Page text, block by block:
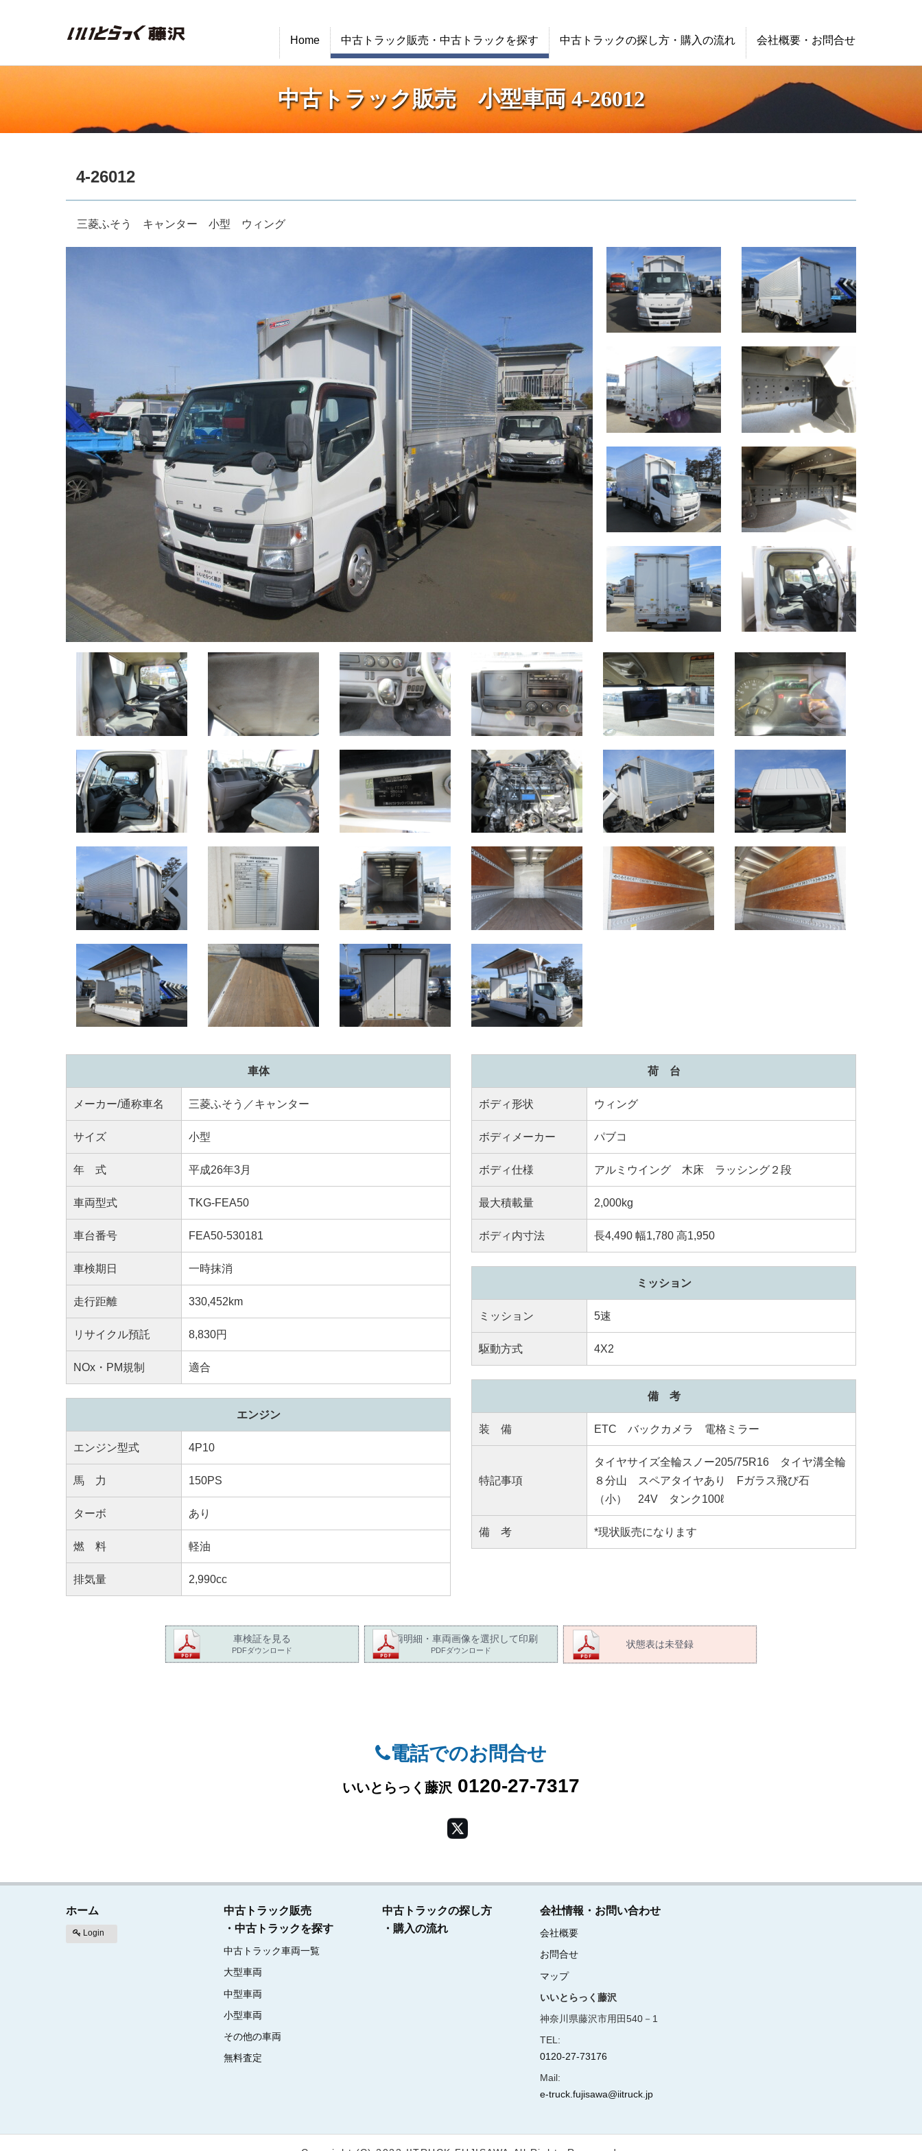
Home 中古トラック販売・中古トラックを探す 中古トラックの探し方・購入の流れ 会社概要・お問合せ
中古トラック販売 小型車両 4-26012
4-26012
三菱ふそう キャンター 小型 ウィング
車体
メーカー/通称車名 三菱ふそう／キャンター
サイズ 小型
年 式 平成26年3月
車両型式 TKG-FEA50
車台番号 FEA50-530181
車検期日 一時抹消
走行距離 330,452km
リサイクル預託 8,830円
NOx・PM規制 適合
エンジン
エンジン型式 4P10
馬 力 150PS
ターボ あり
燃 料 軽油
排気量 2,990cc
荷 台
ボディ形状 ウィング
ボディメーカー パブコ
ボディ仕様 アルミウイング 木床 ラッシング２段
最大積載量 2,000kg
ボディ内寸法 長4,490 幅1,780 高1,950
ミッション
ミッション 5速
駆動方式 4X2
備 考
装 備 ETC バックカメラ 電格ミラー
特記事項
タイヤサイズ全輪スノー205/75R16 タイヤ溝全輪
８分山 スペアタイヤあり Fガラス飛び石
（小） 24V タンク100ℓ
備 考 *現状販売になります
車検証を見る
PDFダウンロード
車両明細・車両画像を選択して印刷
PDFダウンロード
状態表は未登録
電話でのお問合せ
いいとらっく藤沢 0120-27-7317
ホーム
Login
中古トラック販売
・中古トラックを探す
中古トラック車両一覧
大型車両
中型車両
小型車両
その他の車両
無料査定
中古トラックの探し方
・購入の流れ
会社情報・お問い合わせ
会社概要
お問合せ
マップ
いいとらっく藤沢
神奈川県藤沢市用田540－1
TEL:
0120-27-73176
Mail:
e-truck.fujisawa@iitruck.jp